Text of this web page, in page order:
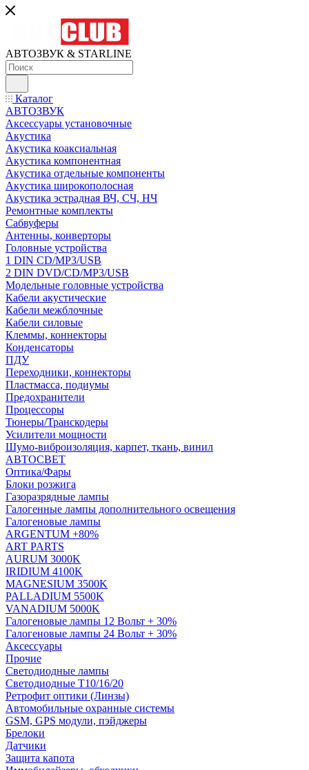
АВТОЗВУК & STARLINE
Каталог
АВТОЗВУК
Аксессуары установочные
Акустика
Акустика коаксиальная
Акустика компонентная
Акустика отдельные компоненты
Акустика широкополосная
Акустика эстрадная ВЧ, СЧ, НЧ
Ремонтные комплекты
Сабвуферы
Антенны, конверторы
Головные устройства
1 DIN CD/MP3/USB
2 DIN DVD/CD/MP3/USB
Модельные головные устройства
Кабели акустические
Кабели межблочные
Кабели силовые
Клеммы, коннекторы
Конденсаторы
ПДУ
Переходники, коннекторы
Пластмасса, подиумы
Предохранители
Процессоры
Тюнеры/Транскодеры
Усилители мощности
Шумо-виброизоляция, карпет, ткань, винил
АВТОСВЕТ
Оптика/Фары
Блоки розжига
Газоразрядные лампы
Галогенные лампы дополнительного освещения
Галогеновые лампы
ARGENTUM +80%
ART PARTS
AURUM 3000K
IRIDIUM 4100K
MAGNESIUM 3500K
PALLADIUM 5500K
VANADIUM 5000K
Галогеновые лампы 12 Вольт + 30%
Галогеновые лампы 24 Вольт + 30%
Аксессуары
Прочие
Светодиодные лампы
Светодиодные Т10/16/20
Ретрофит оптики (Линзы)
Автомобильные охранные системы
GSM, GPS модули, пэйджеры
Брелоки
Датчики
Защита капота